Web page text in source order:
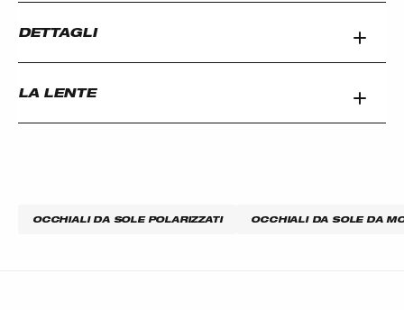
DETTAGLI
LA LENTE
OCCHIALI DA SOLE POLARIZZATI OCCHIALI DA SOLE DA